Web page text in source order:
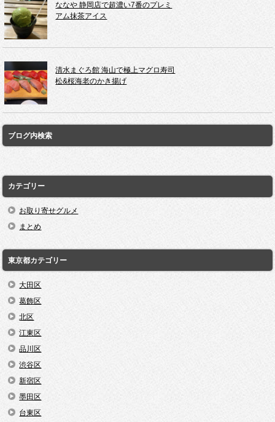
ななや 静岡店で超濃い7番のプレミ
アム抹茶アイス
清水まぐろ館 海山で極上マグロ寿司
松&桜海老のかき揚げ
ブログ内検索
カテゴリー
お取り寄せグルメ
まとめ
東京都カテゴリー
大田区
葛飾区
北区
江東区
品川区
渋谷区
新宿区
墨田区
台東区